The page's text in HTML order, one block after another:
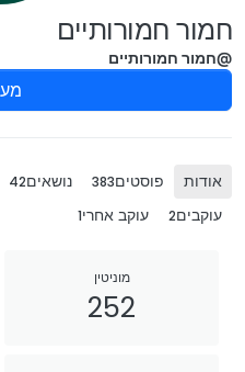
חמור חמורותיים
@חמור חמורותיים
אודות פוסטים383 נושאים42
עוקבים2 עוקב אחרי1
מוניטין
252